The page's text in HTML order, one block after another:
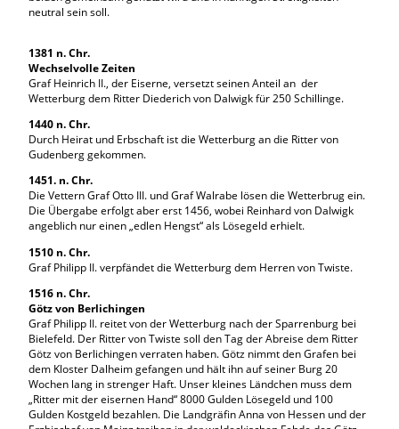
neutral sein soll.
1381 n. Chr.
Wechselvolle Zeiten
Graf Heinrich II., der Eiserne, versetzt seinen Anteil an der
Wetterburg dem Ritter Diederich von Dalwigk für 250 Schillinge.
1440 n. Chr.
Durch Heirat und Erbschaft ist die Wetterburg an die Ritter von
Gudenberg gekommen.
1451. n. Chr.
Die Vettern Graf Otto III. und Graf Walrabe lösen die Wetterbrug ein.
Die Übergabe erfolgt aber erst 1456, wobei Reinhard von Dalwigk
angeblich nur einen „edlen Hengst“ als Lösegeld erhielt.
1510 n. Chr.
Graf Philipp II. verpfändet die Wetterburg dem Herren von Twiste.
1516 n. Chr.
Götz von Berlichingen
Graf Philipp II. reitet von der Wetterburg nach der Sparrenburg bei
Bielefeld. Der Ritter von Twiste soll den Tag der Abreise dem Ritter
Götz von Berlichingen verraten haben. Götz nimmt den Grafen bei
dem Kloster Dalheim gefangen und hält ihn auf seiner Burg 20
Wochen lang in strenger Haft. Unser kleines Ländchen muss dem
„Ritter mit der eisernen Hand“ 8000 Gulden Lösegeld und 100
Gulden Kostgeld bezahlen. Die Landgräfin Anna von Hessen und der